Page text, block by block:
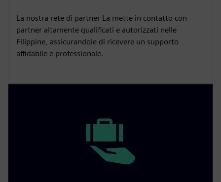
La nostra rete di partner La mette in contatto con
partner altamente qualificati e autorizzati nelle
Filippine, assicurandole di ricevere un supporto
affidabile e professionale.